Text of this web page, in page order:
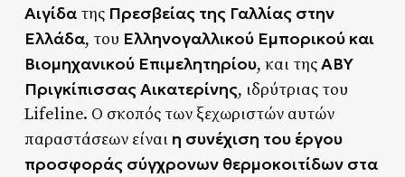
ΑιγίδατηςΠρεσβείας της Γαλλίας στην
Ελλάδα, του Ελληνογαλλικού Εμπορικού και
Βιομηχανικού Επιμελητηρίου, και τηςΑΒΥ
Πριγκίπισσας Αικατερίνης, ιδρύτριας του
Lifeline. Ο σκοπός των ξεχωριστών αυτών
παραστάσεων είναι η συνέχιση του έργου
προσφοράς σύγχρονων θερμοκοιτίδων στα